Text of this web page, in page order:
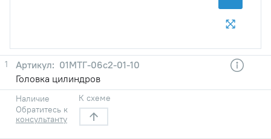
1
01МТГ-06с2-01-10
Головка цилиндров
Наличие
Обратитесь к
консультанту
К схеме